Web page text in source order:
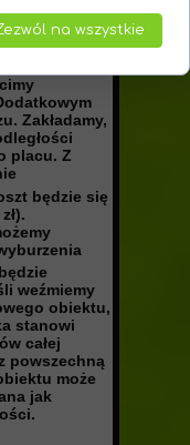
jedynie
Kierownik
na
Zakładamy,
placu. Z
będzie się
będzie
weźmiemy
obiektu,
stanowi
całej
powszechną
może
jak
na wszystkie